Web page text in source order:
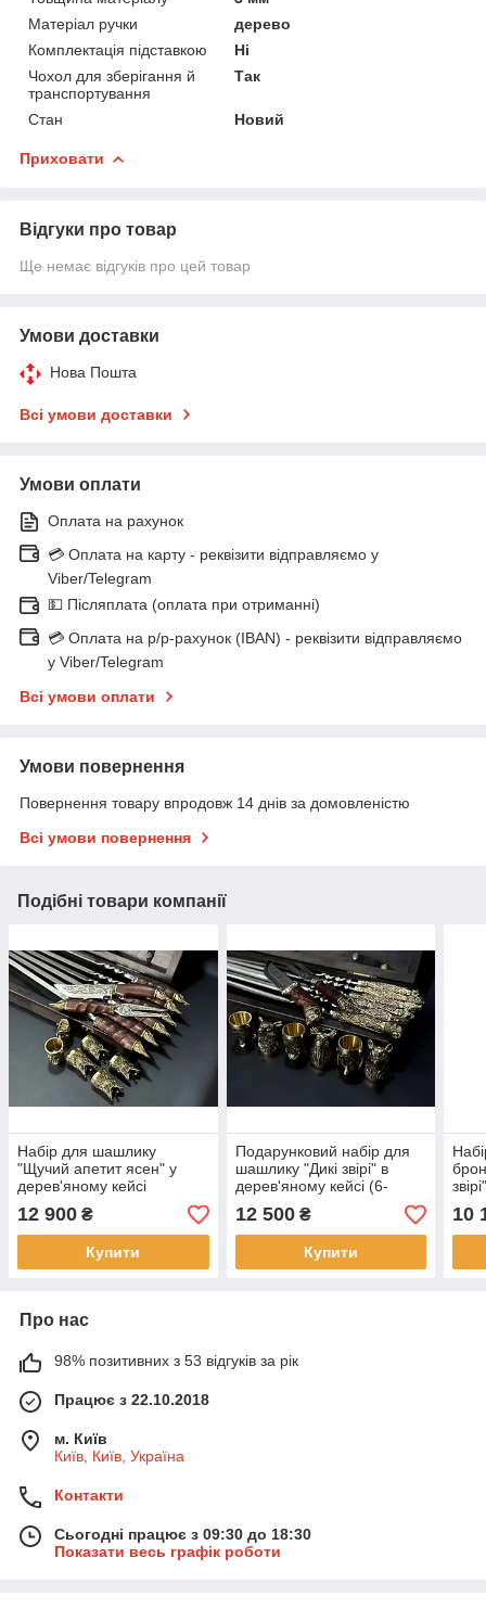
Матеріал ручки
дерево
Комплектація підставкою
Ні
Чохол для зберігання й
транспортування
Так
Стан Новий
Приховати
Відгуки про товар
Ще немає відгуків про цей товар
Умови доставки
Нова Пошта
Всі умови доставки
Умови оплати
Оплата на рахунок
💳 Оплата на карту - реквізити відправляємо у
Viber/Telegram
💵 Післяплата (оплата при отриманні)
💳 Оплата на р/р-рахунок (IBAN) - реквізити відправляємо
у Viber/Telegram
Всі умови оплати
Умови повернення
Повернення товару впродовж 14 днів за домовленістю
Всі умови повернення
Подібні товари компанії
Набір для шашлику
"Щучий апетит ясен" у
дерев'яному кейсі
(шампура, чарки, ніж,
виделка)
12 900 ₴
Купити
Подарунковий набір для
шашлику "Дикі звірі" в
дерев'яному кейсі (6-
шампурів, 6-чаркок, ніж,
виделка)
12 500₴
Купити
10
Про нас
98% позитивних з 53 відгуків за рік
Працює з 22.10.2018
м. Київ
Київ, Київ, Україна
Контакти
Сьогодні працює з 09:30 до 18:30
Показати весь графік роботи